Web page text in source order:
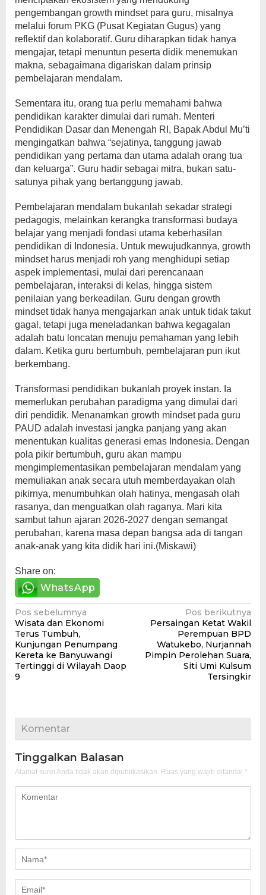
pengembangan growth mindset para guru, misalnya
melalui forum PKG (Pusat Kegiatan Gugus) yang
reflektif dan kolaboratif. Guru diharapkan tidak hanya
mengajar, tetapi menuntun peserta didik menemukan
makna, sebagaimana digariskan dalam prinsip
pembelajaran mendalam.
Sementara itu, orang tua perlu memahami bahwa
pendidikan karakter dimulai dari rumah. Menteri
Pendidikan Dasar dan Menengah RI, Bapak Abdul Mu’ti
mengingatkan bahwa “sejatinya, tanggung jawab
pendidikan yang pertama dan utama adalah orang tua
dan keluarga”. Guru hadir sebagai mitra, bukan satu-
satunya pihak yang bertanggung jawab.
Pembelajaran mendalam bukanlah sekadar strategi
pedagogis, melainkan kerangka transformasi budaya
belajar yang menjadi fondasi utama keberhasilan
pendidikan di Indonesia. Untuk mewujudkannya, growth
mindset harus menjadi roh yang menghidupi setiap
aspek implementasi, mulai dari perencanaan
pembelajaran, interaksi di kelas, hingga sistem
penilaian yang berkeadilan. Guru dengan growth
mindset tidak hanya mengajarkan anak untuk tidak takut
gagal, tetapi juga meneladankan bahwa kegagalan
adalah batu loncatan menuju pemahaman yang lebih
dalam. Ketika guru bertumbuh, pembelajaran pun ikut
berkembang.
Transformasi pendidikan bukanlah proyek instan. Ia
memerlukan perubahan paradigma yang dimulai dari
diri pendidik. Menanamkan growth mindset pada guru
PAUD adalah investasi jangka panjang yang akan
menentukan kualitas generasi emas Indonesia. Dengan
pola pikir bertumbuh, guru akan mampu
mengimplementasikan pembelajaran mendalam yang
memuliakan anak secara utuh memberdayakan olah
pikirnya, menumbuhkan olah hatinya, mengasah olah
rasanya, dan menguatkan olah raganya. Mari kita
sambut tahun ajaran 2026-2027 dengan semangat
perubahan, karena masa depan bangsa ada di tangan
anak-anak yang kita didik hari ini.(Miskawi)
Share on:
WhatsApp
Navigasi
pos
Pos sebelumnya
Wisata dan Ekonomi
Terus Tumbuh,
Kunjungan Penumpang
Kereta ke Banyuwangi
Tertinggi di Wilayah Daop
9
Pos berikutnya
Persaingan Ketat Wakil
Perempuan BPD
Watukebo, Nurjannah
Pimpin Perolehan Suara,
Siti Umi Kulsum
Tersingkir
Komentar
Tinggalkan Balasan
Alamat surel Anda tidak akan dipublikasikan. Ruas yang wajib ditandai *